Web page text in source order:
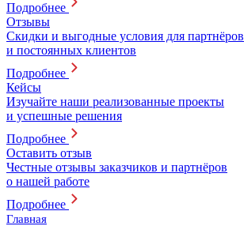
Подробнее
Отзывы
Скидки и выгодные условия для партнёров
и постоянных клиентов
Подробнее
Кейсы
Изучайте наши реализованные проекты
и успешные решения
Подробнее
Оставить отзыв
Честные отзывы заказчиков и партнёров
о нашей работе
Подробнее
Главная